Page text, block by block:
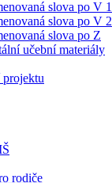
slova po V 1
slova po V 2
slova po Z
učební materiály
rodiče